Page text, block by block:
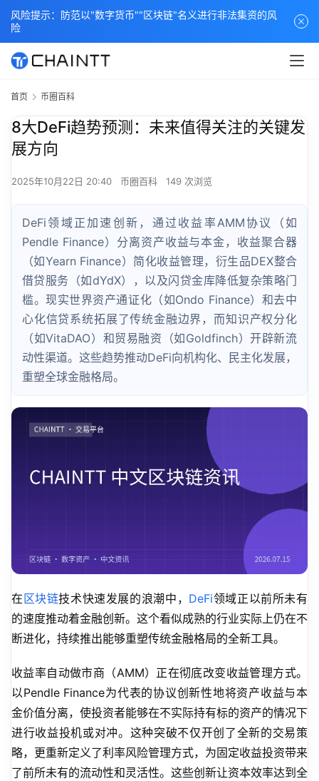
首页 币圈百科
8大DeFi趋势预测：未来值得关注的关键发
展方向
2025年10月22日 20:40 币圈百科 149 次浏览
DeFi领域正加速创新，通过收益率AMM协议（如
Pendle Finance）分离资产收益与本金，收益聚合器
（如Yearn Finance）简化收益管理，衍生品DEX整合
借贷服务（如dYdX），以及闪贷金库降低复杂策略门
槛。现实世界资产通证化（如Ondo Finance）和去中
心化信贷系统拓展了传统金融边界，而知识产权分化
（如VitaDAO）和贸易融资（如Goldfinch）开辟新流
动性渠道。这些趋势推动DeFi向机构化、民主化发展，
重塑全球金融格局。
在 区块链技术快速发展的浪潮中， DeFi领域正以前所未有
的速度推动着金融创新。这个看似成熟的行业实际上仍在不
断进化，持续推出能够重塑传统金融格局的全新工具。
收益率自动做市商（AMM）正在彻底改变收益管理方式。
以Pendle Finance为代表的协议创新性地将资产收益与本
金价值分离，使投资者能够在不实际持有标的资产的情况下
进行收益投机或对冲。这种突破不仅开创了全新的交易策
略，更重新定义了利率风险管理方式，为固定收益投资带来
了前所未有的流动性和灵活性。这些创新让资本效率达到全
风险提示：防范以"数字货币""区块链"名义进行非法集资的风
险